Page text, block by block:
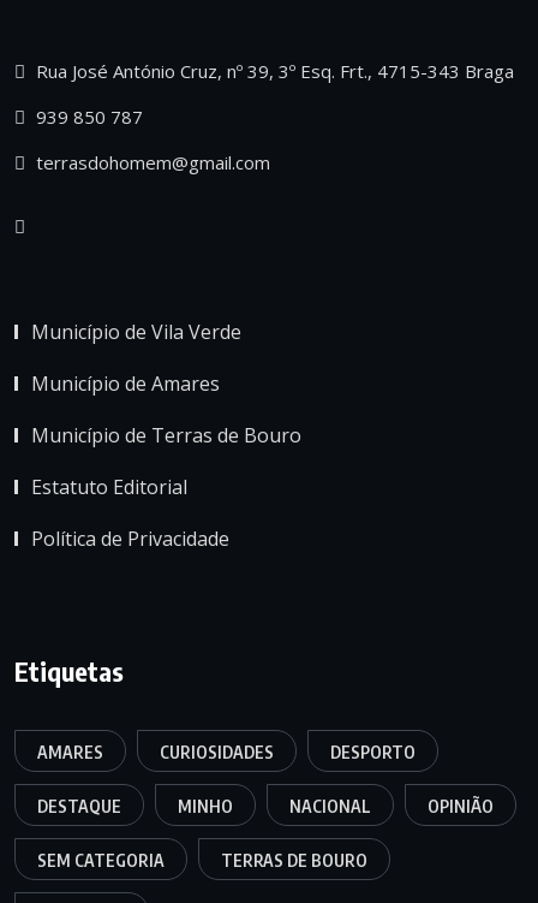
Rua José António Cruz, nº 39, 3º Esq. Frt., 4715-343 Braga
939 850 787
terrasdohomem@gmail.com
Município de Vila Verde
Município de Amares
Município de Terras de Bouro
Estatuto Editorial
Política de Privacidade
Etiquetas
AMARES CURIOSIDADES DESPORTO
DESTAQUE MINHO NACIONAL OPINIÃO
SEM CATEGORIA TERRAS DE BOURO